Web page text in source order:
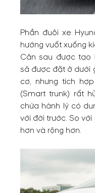
Phần đuôi xe
hướng vuốt xuống
Cản sau được tạo
sả được đặt ở dưới
cơ, nhưng tích
(Smart trunk) rất
chứa hành lý có
với đời trước. So
hơn và rộng hơn.